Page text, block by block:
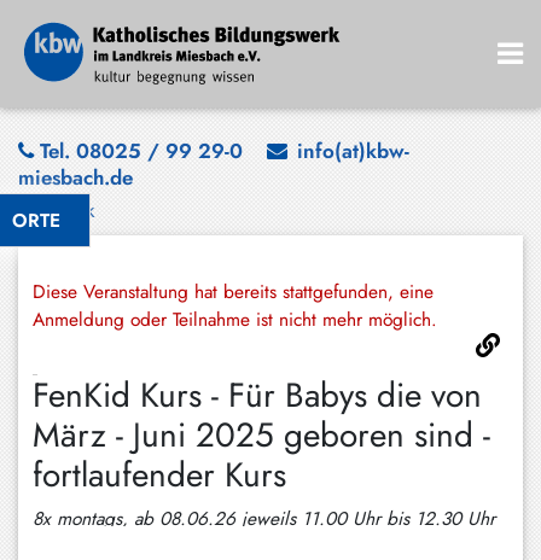
ORTE
Tel. 08025 / 99 29-0
info(at)kbw-
miesbach.de
Zurück
Diese Veranstaltung hat bereits stattgefunden, eine
Anmeldung oder Teilnahme ist nicht mehr möglich.
FenKid Kurs - Für Babys die von
März - Juni 2025 geboren sind -
fortlaufender Kurs
8x montags, ab 08.06.26 jeweils 11.00 Uhr bis 12.30 Uhr
Bad
Wiessee
Bayrischzell
Elbach
Großhartpenning
Hausham
Holzkirchen